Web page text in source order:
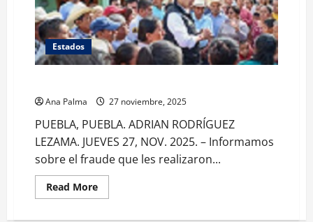
Estados
Ana Palma 27 noviembre, 2025
PUEBLA, PUEBLA. ADRIAN RODRÍGUEZ
LEZAMA. JUEVES 27, NOV. 2025. – Informamos
sobre el fraude que les realizaron...
Read MoreRead
more